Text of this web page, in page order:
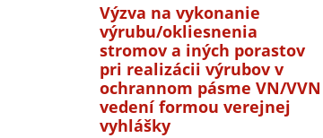
Výzva na vykonanie
výrubu/okliesnenia
stromov a iných porastov
pri realizácii výrubov v
ochrannom pásme VN/VVN
vedení formou verejnej
vyhlášky